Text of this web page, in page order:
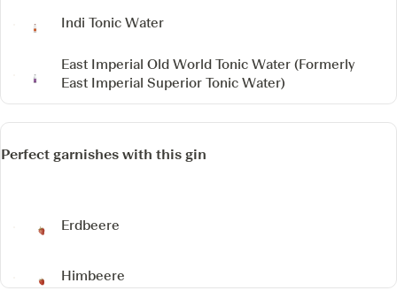
Indi Tonic Water
East Imperial Old World Tonic Water (Formerly
East Imperial Superior Tonic Water)
Perfect garnishes with this gin
Erdbeere
Himbeere